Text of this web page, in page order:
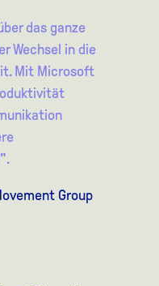
das ganze
Wechsel in die
Mit Microsoft
Group